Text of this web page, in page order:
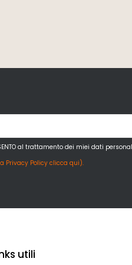
al trattamento dei miei dati
Privacy Policy clicca qui).
utili